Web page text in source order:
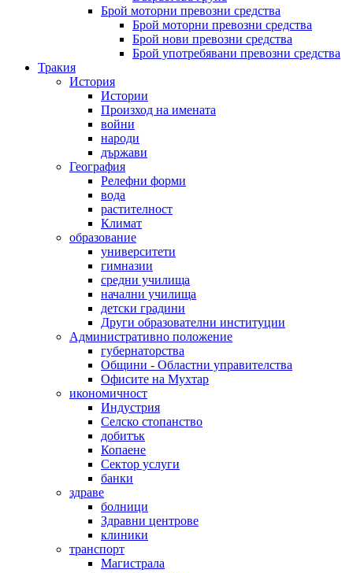
Брой моторни превозни средства
Брой моторни превозни средства
Брой нови превозни средства
Брой употребявани превозни средства
Тракия
История
Истории
Произход на имената
войни
народи
държави
География
Релефни форми
вода
растителност
Климат
образование
университети
гимназии
средни училища
начални училища
детски градини
Други образователни институции
Административно положение
губернаторства
Общини - Областни управителства
Офисите на Мухтар
икономичност
Индустрия
Селско стопанство
добитък
Копаене
Сектор услуги
банки
здраве
болници
Здравни центрове
клиники
транспорт
Магистрала